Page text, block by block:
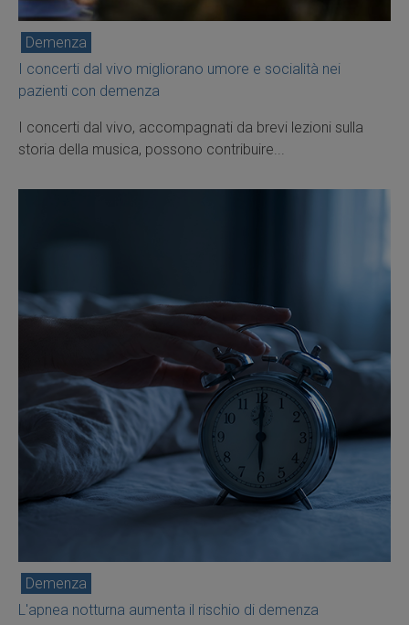
Demenza
I concerti dal vivo migliorano umore e socialità nei
pazienti con demenza
I concerti dal vivo, accompagnati da brevi lezioni sulla
storia della musica, possono contribuire...
Demenza
L'apnea notturna aumenta il rischio di demenza